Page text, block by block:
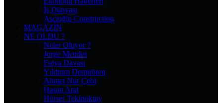
İş Dünyası
Aşçıoğlu Construction
MAGAZIN
NE OLDU ?
Neler Oluyor ?
Jorge Mendes
Fulya Davası
Yıldırım Demirören
Ahmet Nur Çebi
Hasan Arat
Hürser Tekinoktay